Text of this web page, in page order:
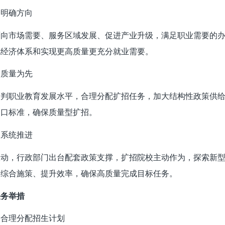
确方向
市场需要、服务区域发展、促进产业升级，满足职业需要的
济体系和实现更高质量更充分就业需要。
量为先
职业教育发展水平，合理分配扩招任务，加大结构性政策供
标准，确保质量型扩招。
统推进
，行政部门出台配套政策支撑，扩招院校主动作为，探索新
合施策、提升效率，确保高质量完成目标任务。
举措
理分配招生计划